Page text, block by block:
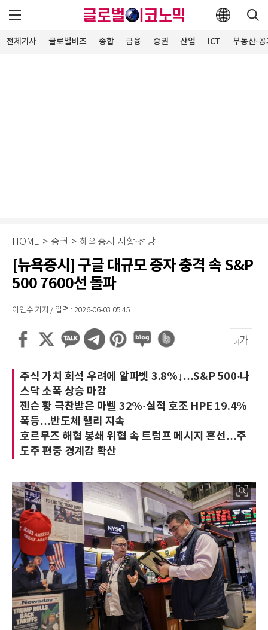
전체기사 글로벌비즈 종합 금융 증권 산업 ICT 부동산·
HOME > 증권 > 해외증시 시황·전망
[뉴욕증시] 구글 대규모 증자 충격 속 S&P
500 7600선 돌파
이인수 기자 / 입력 : 2026-06-03 05:45
주식 가치 희석 우려에 알파벳 3.8%↓…S&P 500·나
스닥 소폭 상승 마감
젠슨 황 극찬받은 마벨 32%·실적 호조 HPE 19.4%
폭등…반도체 랠리 지속
호르무즈 해협 봉쇄 위협 속 트럼프 메시지 혼선…주
도주 편중 경계감 확산